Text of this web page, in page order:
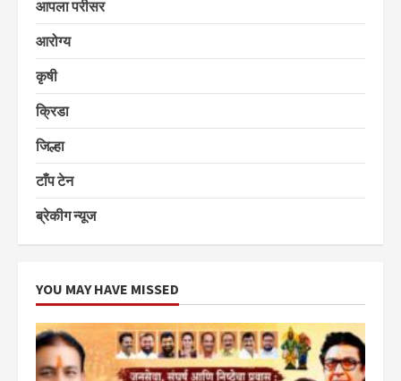
आपला परीसर
आरोग्य
कृषी
क्रिडा
जिल्हा
टाँप टेन
ब्रेकीग न्यूज
YOU MAY HAVE MISSED